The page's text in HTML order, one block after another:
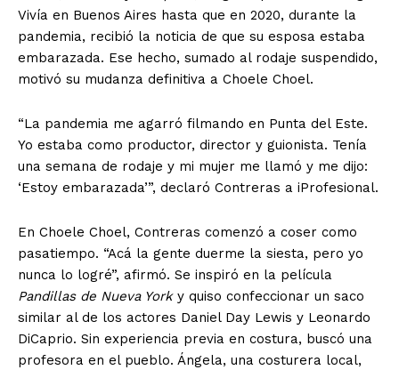
Vivía en Buenos Aires hasta que en 2020, durante la
pandemia, recibió la noticia de que su esposa estaba
embarazada. Ese hecho, sumado al rodaje suspendido,
motivó su mudanza definitiva a Choele Choel.
“La pandemia me agarró filmando en Punta del Este.
Yo estaba como productor, director y guionista. Tenía
una semana de rodaje y mi mujer me llamó y me dijo:
‘Estoy embarazada’”, declaró Contreras a iProfesional.
En Choele Choel, Contreras comenzó a coser como
pasatiempo. “Acá la gente duerme la siesta, pero yo
nunca lo logré”, afirmó. Se inspiró en la película
Pandillas de Nueva Yorky quiso confeccionar un saco
similar al de los actores Daniel Day Lewis y Leonardo
DiCaprio. Sin experiencia previa en costura, buscó una
profesora en el pueblo. Ángela, una costurera local,